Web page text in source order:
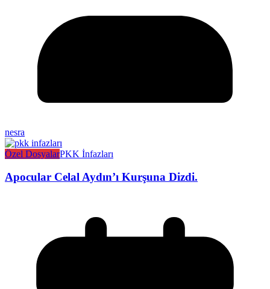
nesra
Özel DosyalarPKK İnfazları
Apocular Celal Aydın’ı Kurşuna Dizdi.